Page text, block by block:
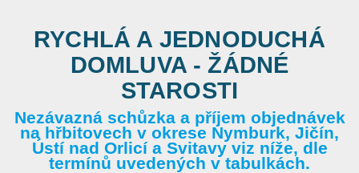
RYCHLÁ A JEDNODUCHÁ
DOMLUVA - ŽÁDNÉ
STAROSTI
Nezávazná schůzka a příjem objednávek
na hřbitovech v okrese Nymburk, Jičín,
Ústí nad Orlicí a Svitavy viz níže, dle
termínů uvedených v tabulkách.